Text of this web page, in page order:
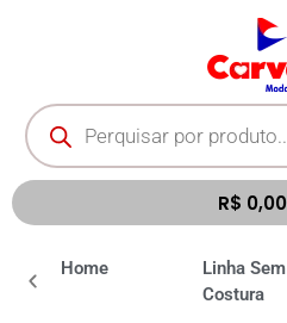
R$ 0,00
Home
Linha Sem
Costura